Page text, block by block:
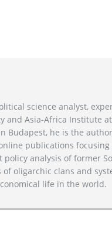
science analyst,
and Asia-Africa Institute
Budapest, he is the
publications
analysis of former
oligarchic clans and
life in the world.